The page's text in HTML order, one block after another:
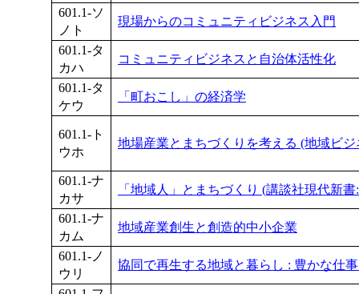
601.1-ソ
ノト
現場からのコミュニティビジネス入門
601.1-タ
カハ
コミュニティビジネスと自治体活性化
601.1-タ
ケウ
「町おこし」の経済学
601.1-ト
ウホ
地場産業とまちづくりを考える (地域ビ
601.1-ナ
カサ
「地域人」とまちづくり (講談社現代新書
601.1-ナ
カム
地域産業創生と創造的中小企業
601.1-ノ
ウリ
協同で再生する地域と暮らし : 豊かな仕